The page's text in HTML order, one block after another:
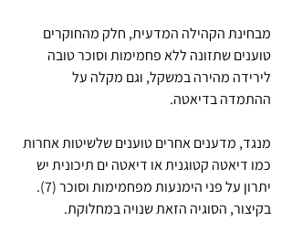
מבחינת הקהילה המדעית, חלק מהחוקרים
טוענים שתזונה ללא פחמימות וסוכר טובה
לירידה מהירה במשקל, וגם מקלה על
ההתמדה בדיאטה.
מנגד, מדענים אחרים טוענים שלשיטות אחרות
כמו דיאטה קטוגנית או דיאטה ים תיכונית יש
יתרון על פני הימנעות מפחמימות וסוכר (7).
בקיצור, הסוגיה הזאת שנויה במחלוקת.